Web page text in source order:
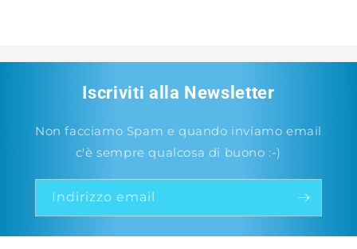
Iscriviti alla Newsletter
Non facciamo Spam e quando inviamo email
c'è sempre qualcosa di buono :-)
Indirizzo email